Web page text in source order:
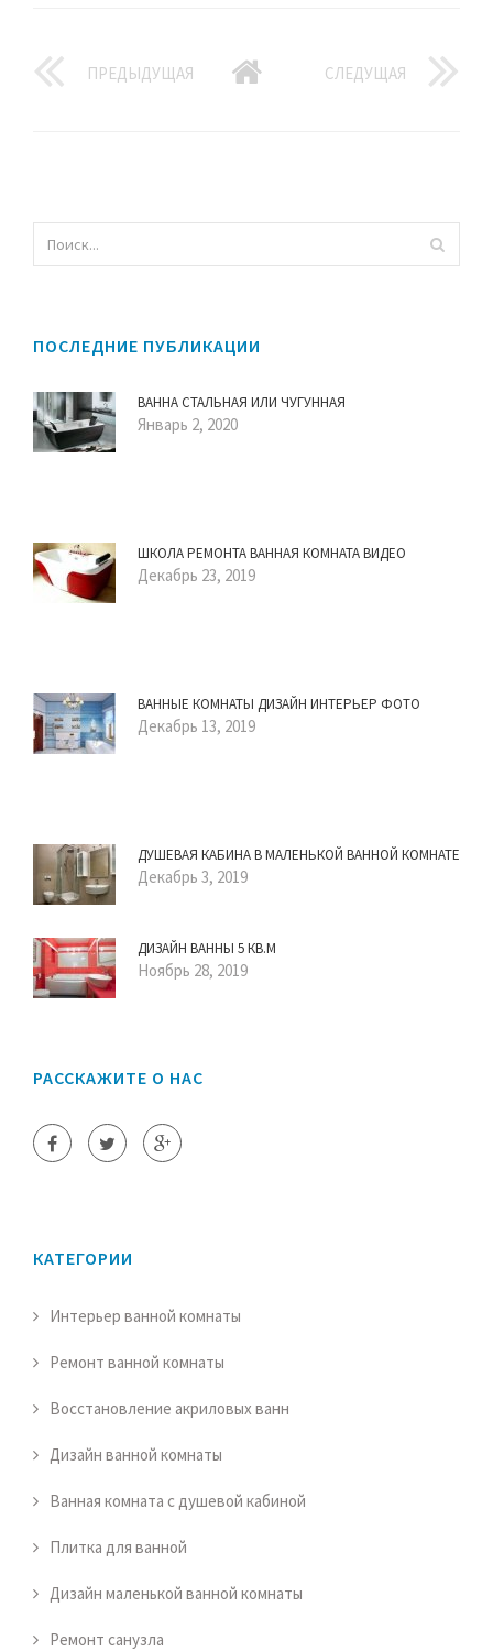
ПРЕДЫДУЩАЯ СЛЕДУЩАЯ
ПОСЛЕДНИЕ ПУБЛИКАЦИИ
ВАННА СТАЛЬНАЯ ИЛИ ЧУГУННАЯ
Январь 2, 2020
ШКОЛА РЕМОНТА ВАННАЯ КОМНАТА ВИДЕО
Декабрь 23, 2019
ВАННЫЕ КОМНАТЫ ДИЗАЙН ИНТЕРЬЕР ФОТО
Декабрь 13, 2019
ДУШЕВАЯ КАБИНА В МАЛЕНЬКОЙ ВАННОЙ КОМНАТЕ
Декабрь 3, 2019
ДИЗАЙН ВАННЫ 5 КВ.М
Ноябрь 28, 2019
РАССКАЖИТЕ О НАС
КАТЕГОРИИ
Интерьер ванной комнаты
Ремонт ванной комнаты
Восстановление акриловых ванн
Дизайн ванной комнаты
Ванная комната с душевой кабиной
Плитка для ванной
Дизайн маленькой ванной комнаты
Ремонт санузла